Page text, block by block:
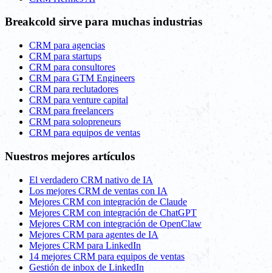
Breakcold sirve para muchas industrias
CRM para agencias
CRM para startups
CRM para consultores
CRM para GTM Engineers
CRM para reclutadores
CRM para venture capital
CRM para freelancers
CRM para solopreneurs
CRM para equipos de ventas
Nuestros mejores artículos
El verdadero CRM nativo de IA
Los mejores CRM de ventas con IA
Mejores CRM con integración de Claude
Mejores CRM con integración de ChatGPT
Mejores CRM con integración de OpenClaw
Mejores CRM para agentes de IA
Mejores CRM para LinkedIn
14 mejores CRM para equipos de ventas
Gestión de inbox de LinkedIn